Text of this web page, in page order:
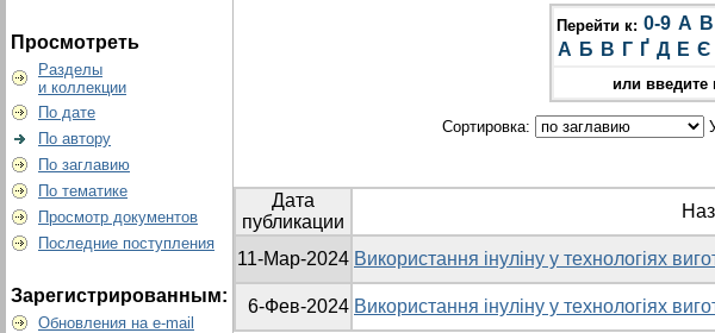
Просмотреть
Разделы
и коллекции
По дате
По автору
По заглавию
По тематике
Просмотр документов
Последние поступления
Зарегистрированным:
Обновления на e-mail
Перейти к: 0-9 A B
А Б В Г Ґ Д Е Є
или введите
Сортировка:
Дата
публикации
11-Мар-2024 Використання інуліну у технологіях
6-Фев-2024 Використання інуліну у технологіях